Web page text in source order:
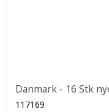
Danmark - 16 Stk
117169